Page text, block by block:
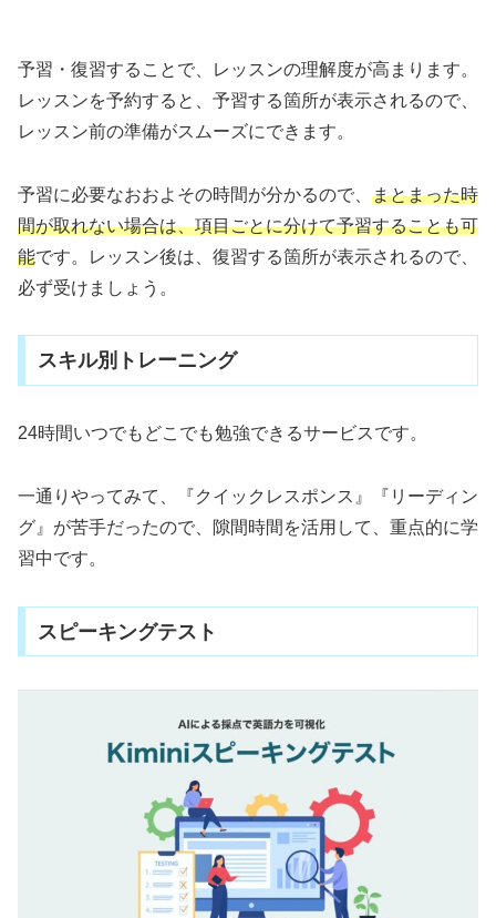
予習・復習することで、レッスンの理解度が高まります。
レッスンを予約すると、予習する箇所が表示されるので、
レッスン前の準備がスムーズにできます。
予習に必要なおおよその時間が分かるので、 まとまった時
間が取れない場合は、項目ごとに分けて予習することも可
能です。レッスン後は、復習する箇所が表示されるので、
必ず受けましょう。
スキル別トレーニング
24時間いつでもどこでも勉強できるサービスです。
一通りやってみて、『クイックレスポンス』『リーディン
グ』が苦手だったので、隙間時間を活用して、重点的に学
習中です。
スピーキングテスト